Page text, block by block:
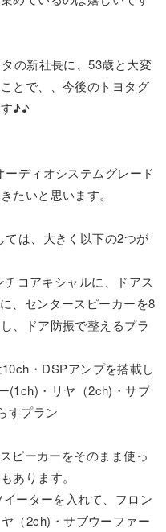
の新社長に、53歳と大変
とで、、今後のトヨタグ
す♪♪
ディオシステムグレード
たいと思います。
は、大きく以下の2つが
コアキシャルに、ドアス
、センタースピーカーを8
、ドア防振で整えるプラ
・DSPアンプを搭載し
(1ch)・リヤ（2ch)・サブ
すプラン
ピーカーをそのまま使っ
あります。
ーターを入れて、フロン
（2ch)・サブウーファー